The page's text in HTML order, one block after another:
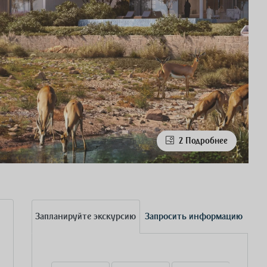
2 Подробнее
Запланируйте экскурсию Запросить информацию